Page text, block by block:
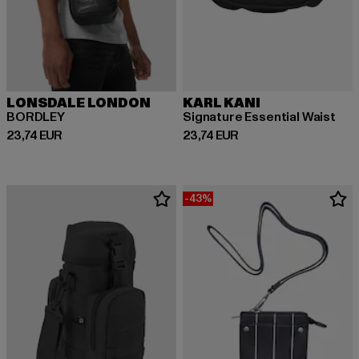
LONSDALE LONDON
BORDLEY
23,74 EUR
Derzeitiger Preis: 23,74 EUR
KARL KANI
Signature Essential Waist
23,74 EUR
Derzeitiger Preis: 23,74 EUR
-43%